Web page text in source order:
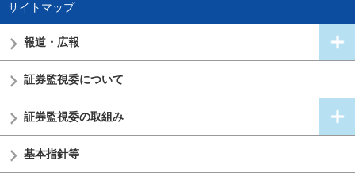
サイトマップ
報道・広報
証券監視委について
証券監視委の取組み
基本指針等